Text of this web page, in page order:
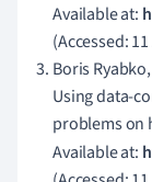
Available at:
(Accessed:
Boris
Using data-
problems on
Available at: